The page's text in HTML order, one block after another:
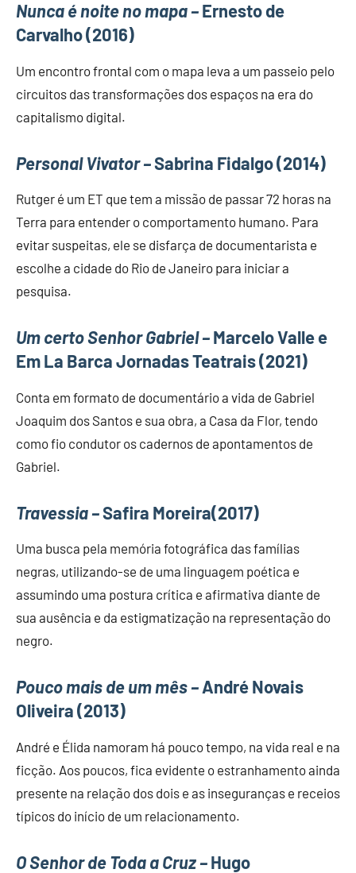
Nunca é noite no mapa –Ernesto de
Carvalho (2016)
Um encontro frontal com o mapa leva a um passeio pelo
circuitos das transformações dos espaços na era do
capitalismo digital.
Personal Vivator –Sabrina Fidalgo (2014)
Rutger é um ET que tem a missão de passar 72 horas na
Terra para entender o comportamento humano. Para
evitar suspeitas, ele se disfarça de documentarista e
escolhe a cidade do Rio de Janeiro para iniciar a
pesquisa.
Um certo Senhor Gabriel –Marcelo Valle e
Em La Barca Jornadas Teatrais (2021)
Conta em formato de documentário a vida de Gabriel
Joaquim dos Santos e sua obra, a Casa da Flor, tendo
como fio condutor os cadernos de apontamentos de
Gabriel.
Travessia –Safira Moreira(2017)
Uma busca pela memória fotográfica das famílias
negras, utilizando-se de uma linguagem poética e
assumindo uma postura crítica e afirmativa diante de
sua ausência e da estigmatização na representação do
negro.
Pouco mais de um mês –André Novais
Oliveira (2013)
André e Élida namoram há pouco tempo, na vida real e na
ficção. Aos poucos, fica evidente o estranhamento ainda
presente na relação dos dois e as inseguranças e receios
típicos do início de um relacionamento.
O Senhor de Toda a Cruz –Hugo